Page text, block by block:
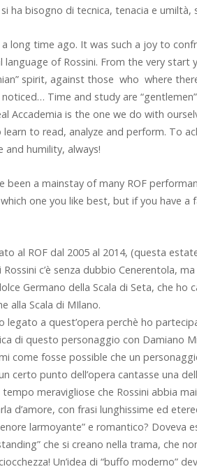
ha bisogno di tecnica, tenacia e umiltà,
a long time ago. It was such a joy to
language of Rossini. From the very
spirit, against those who where
Time and study are
Accademia is the one we do with
to read, analyze and perform. To
and humility, always!
been a mainstay of many ROF
one you like best, but if you have a
al ROF dal 2005 al 2014, (questa
c’è senza dubbio Cenerentola,
Germano della Scala di Seta, che ho
alla Scala di MIlano.
legato a quest’opera perchè ho
di questo personaggio con Damiano
come fosse possible che un
certo punto dell’opera cantasse una
meravigliose che Rossini abbia
d’amore, con frasi lunghissime ed
larmoyante” e romantico? Doveva
che si creano nella trama, che
Un’idea di “buffo moderno”